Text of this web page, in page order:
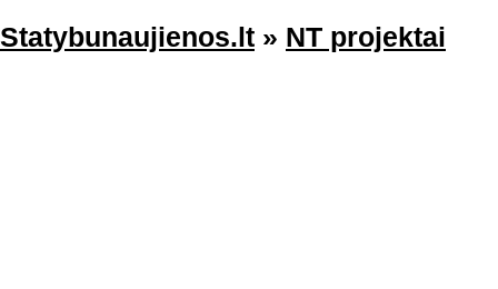
Statybunaujienos.lt » NT projektai